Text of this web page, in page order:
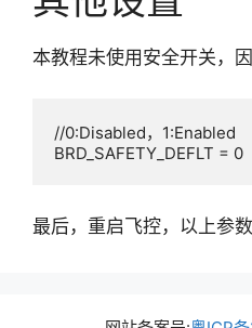
本教程未使用安全开关，
//0:Disabled，1:Enabled
BRD_SAFETY_DEFLT = 0
最后，重启飞控，以上参